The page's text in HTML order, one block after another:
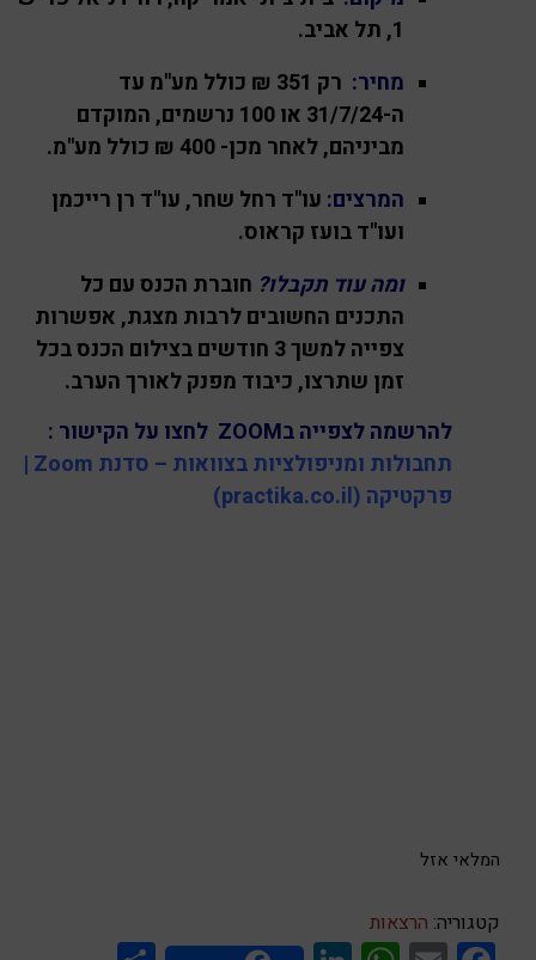
1, תל אביב.
מחיר:
רק 351 ₪ כולל מע"מ עד
ה-31/7/24 או 100 נרשמים, המוקדם
מביניהם, לאחר מכן- 400 ₪ כולל מע"מ.
המרצים: עו"ד רחל שחר, עו"ד רן רייכמן
ועו"ד בועז קראוס.
ומה עוד תקבלו? חוברת הכנס עם כל
התכנים החשובים לרבות מצגת, אפשרות
צפייה למשך 3 חודשים בצילום הכנס בכל
זמן שתרצו, כיבוד מפנק לאורך הערב.
להרשמה לצפייה בZOOM לחצו על הקישור :
תחבולות ומניפולציות בצוואות – סדנת Zoom |
פרקטיקה (practika.co.il)
המלאי אזל
קטגוריה: הרצאות